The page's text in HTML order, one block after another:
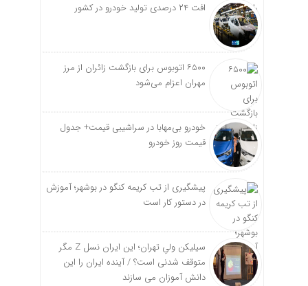
افت ۲۴ درصدی تولید خودرو در کشور
۶۵۰۰ اتوبوس برای بازگشت زائران از مرز
مهران اعزام می‌شود
خودرو بی‌مهابا در سراشیبی قیمت+ جدول
قیمت روز خودرو
پیشگیری از تب کریمه کنگو در بوشهر؛ آموزش
در دستور کار است
سیلیکن ولیِ تهران؛ این ایران نسل Z مگر
متوقف شدنی است؟ / آینده ایران را این
دانش آموزان می سازند